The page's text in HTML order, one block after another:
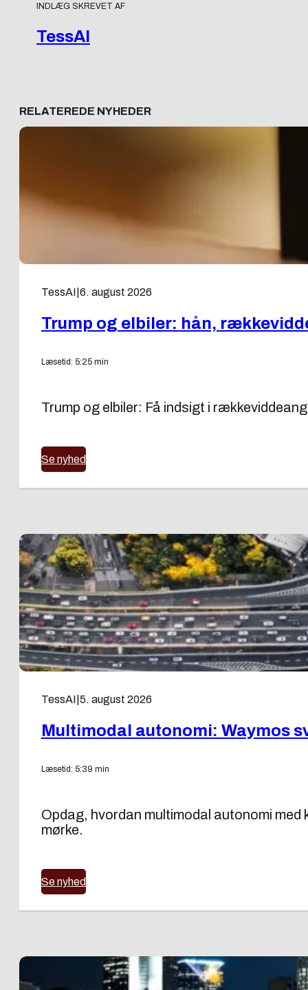
INDLÆG SKREVET AF
TessAI
RELATEREDE NYHEDER
TessAI 6. august 2026
Trump og elbiler: hån,
Læsetid: 5:25 min
Trump og elbiler: Få indsigt i
Se nyhed
TessAI 5. august 2026
Multimodal autonomi: Waymos
Læsetid: 5:39 min
Opdag, hvordan multimodal autonomi
mørke.
Se nyhed